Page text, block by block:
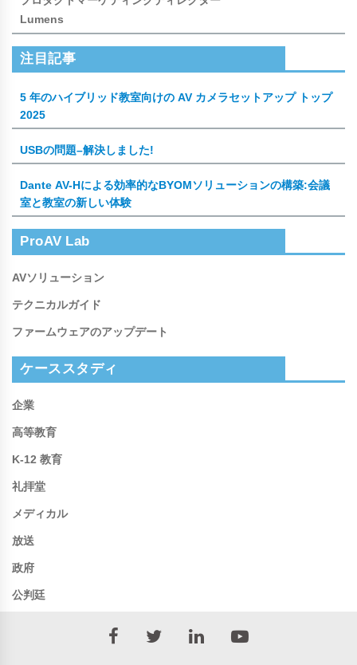
Lumens
注目記事
5 年のハイブリッド教室向けの AV カメラセットアップ トップ
2025
USBの問題–解決しました!
Dante AV-Hによる効率的なBYOMソリューションの構築:会議
室と教室の新しい体験
ProAV Lab
AVソリューション
テクニカルガイド
ファームウェアのアップデート
ケーススタディ
企業
高等教育
K-12 教育
礼拝堂
メディカル
放送
政府
公判廷